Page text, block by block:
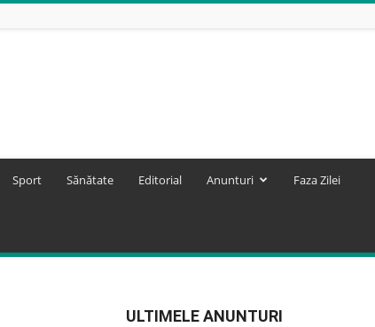
Sport Sănătate Editorial Anunturi Faza Zilei
ULTIMELE ANUNTURI